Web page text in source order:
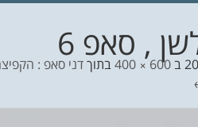
, סאפ 6
ב600 × 400 בתוךדני סאפ :